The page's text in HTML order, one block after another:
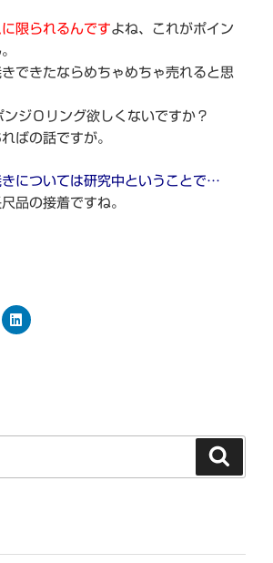
限られるんですよね、これがポイン
できたならめちゃめちゃ売れると思
ジОリング欲しくないですか？
ばの話ですが。
については研究中ということで…
品の接着ですね。